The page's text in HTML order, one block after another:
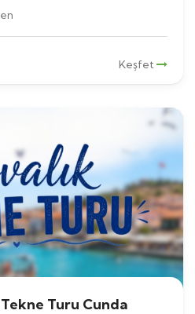
Keşfet
Turu Cunda